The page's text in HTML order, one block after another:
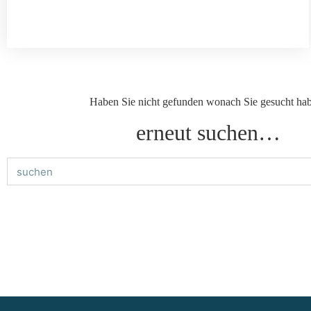
Haben Sie nicht gefunden wonach Sie gesucht
erneut suchen…